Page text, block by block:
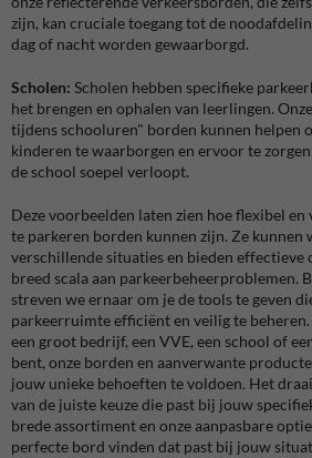
zijn, kan cruciale toegang tot de
dag of nacht worden gewaarborgd.
Scholen: Scholen hebben specifieke
het brengen en ophalen van leerlingen.
tijdens schooluren" borden kunnen helpen
kinderen te waarborgen en ervoor te
de school soepel verloopt.
Deze voorbeelden laten zien hoe flexibel
te parkeren borden kunnen zijn. Ze kunnen
verschillende situaties en bieden effectieve
breed scala aan parkeerbeheerproblemen.
streven we ernaar om je de tools te geven
parkeerruimte efficiënt en veilig te
een groot bedrijf, een VVE, een school of
bent, onze borden en aanverwante
jouw unieke behoeften te voldoen. Het
van de juiste keuze die past bij jouw
brede assortiment en onze aanpasbare
perfecte bord vinden dat past bij jouw